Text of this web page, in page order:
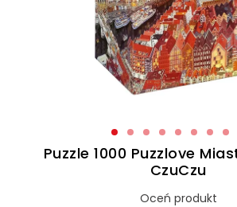
Puzzle 1000 Puzzlove
CzuCzu
Oceń produkt